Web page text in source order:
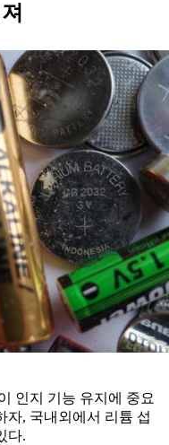
인지 기능 유지에 중요
자, 국내외에서 리튬 섭
다.